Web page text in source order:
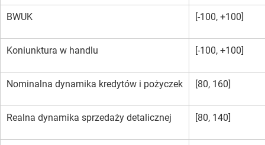
BWUK [-100, +100]
Koniunktura w handlu [-100, +100]
Nominalna dynamika kredytów i pożyczek [80, 160]
Realna dynamika sprzedaży detalicznej [80, 140]